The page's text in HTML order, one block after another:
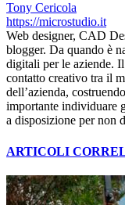
Tony Cericola
https://microstudio.it
Web designer, CAD
blogger. Da quando è
digitali per le aziende.
contatto creativo tra il
dell’azienda,
importante individuare
a disposizione per non
ARTICOLI